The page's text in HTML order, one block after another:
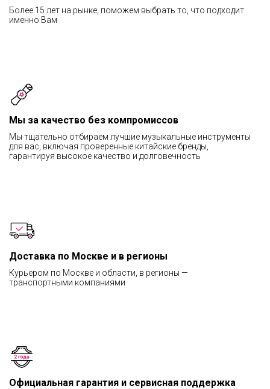
Более 15 лет на рынке, поможем выбрать то, что подходит
именно Вам
Мы за качество без компромиссов
Мы тщательно отбираем лучшие музыкальные инструменты
для вас, включая проверенные китайские бренды,
гарантируя высокое качество и долговечность
Доставка по Москве и в регионы
Курьером по Москве и области, в регионы —
транспортными компаниями
Официальная гарантия и сервисная поддержка